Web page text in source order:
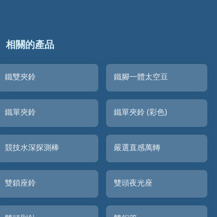
相關的產品
鐵雙夾鈴 鐵腳一體太空豆
鐵單夾鈴 鐵單夾鈴 (彩色)
競技水深探測棒 嚴選直感萬轉
雙鎖座鈴 雙頭夜光座